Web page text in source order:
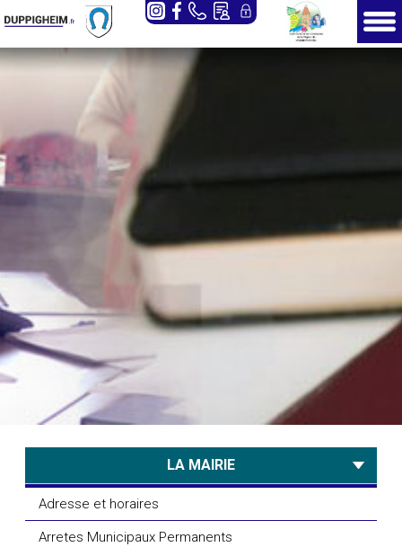
LA MAIRIE
Adresse et horaires
Arretes Municipaux Permanents